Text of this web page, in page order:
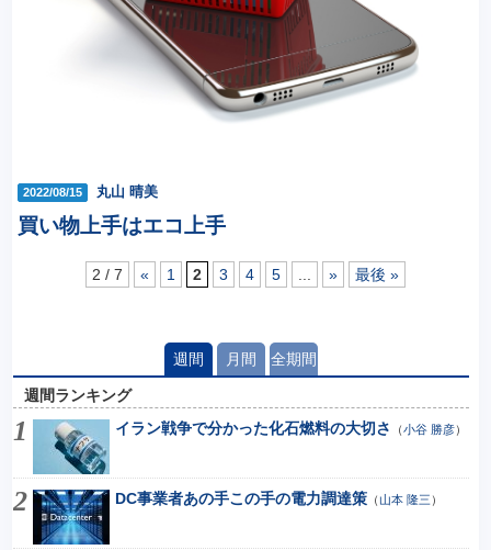
2022/08/15 丸山 晴美
買い物上手はエコ上手
2 / 7 « 1 2 3 4 5 » 最後 »
週間 月間 全期間
週間ランキング
イラン戦争で分かった化石燃料の大切さ
（小谷 勝彦）
DC事業者あの手この手の電力調達策（山本 隆三 ）